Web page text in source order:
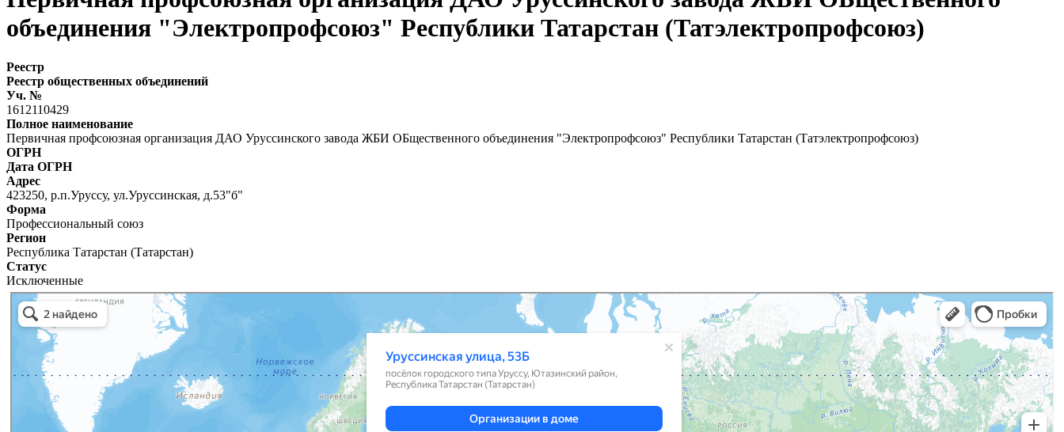
объединения "Электропрофсоюз" Республики Татарстан (Татэлектропрофсоюз)
Реестр
Реестр общественных объединений
Уч. №
1612110429
Полное наименование
Первичная профсоюзная организация ДАО Уруссинского завода ЖБИ ОБщественного объединения "Электропрофсоюз" Республики Татарстан (Татэлектропрофсоюз)
ОГРН
Дата ОГРН
Адрес
423250, р.п.Уруссу, ул.Уруссинская, д.53"б"
Форма
Профессиональный союз
Регион
Республика Татарстан (Татарстан)
Статус
Исключенные